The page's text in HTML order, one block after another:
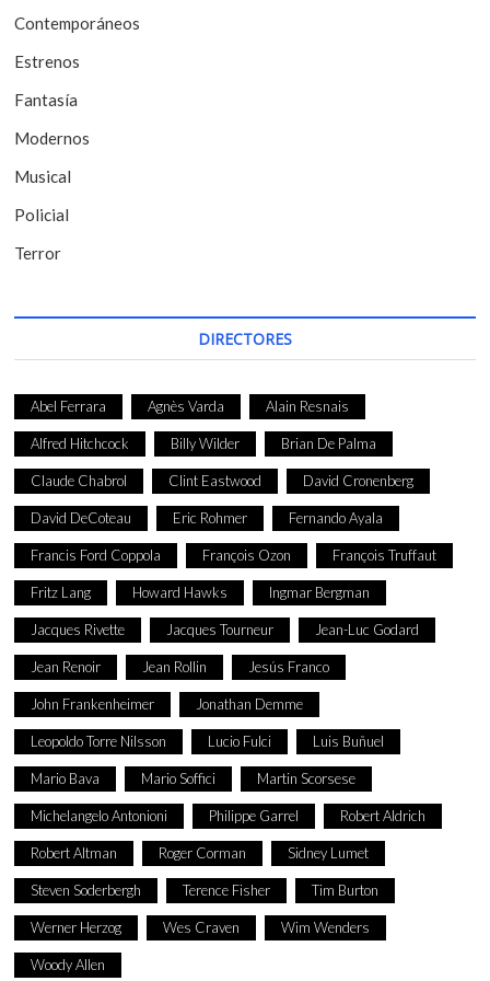
n
t
r
a
d
a
s
Contemporáneos
Estrenos
Fantasía
Modernos
Musical
Policial
Terror
DIRECTORES
Abel Ferrara Agnès Varda Alain Resnais
Alfred Hitchcock Billy Wilder Brian De Palma
Claude Chabrol Clint Eastwood David Cronenberg
David DeCoteau Eric Rohmer Fernando Ayala
Francis Ford Coppola François Ozon François Truffaut
Fritz Lang Howard Hawks Ingmar Bergman
Jacques Rivette Jacques Tourneur Jean-Luc Godard
Jean Renoir Jean Rollin Jesús Franco
John Frankenheimer Jonathan Demme
Leopoldo Torre Nilsson Lucio Fulci Luis Buñuel
Mario Bava Mario Soffici Martin Scorsese
Michelangelo Antonioni Philippe Garrel Robert Aldrich
Robert Altman Roger Corman Sidney Lumet
Steven Soderbergh Terence Fisher Tim Burton
Werner Herzog Wes Craven Wim Wenders
Woody Allen